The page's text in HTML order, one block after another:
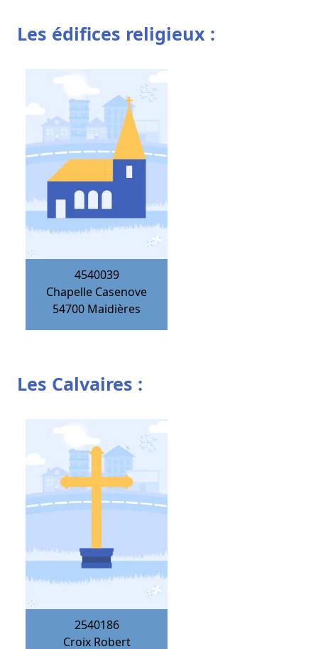
Les édifices religieux :
4540039
Chapelle Casenove
54700 Maidières
Les Calvaires :
2540186
Croix Robert